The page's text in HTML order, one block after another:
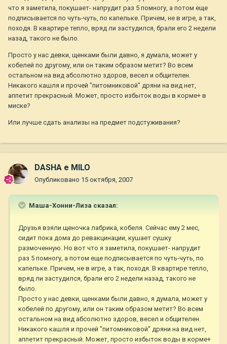
что я заметила, покушает- напрудит раз 5 помногу, а потом еще
подписывается по чуть-чуть, по капельке. Причем, не в игре, а так,
походя. В квартире тепло, вряд ли застудился, брали его 2 недели
назад, такого не было.
Просто у нас девки, щенками были давно, я думала, может у
кобелей по другому, или он таким образом метит? Во всем
остальном на вид абсолютно здоров, весел и общителен.
Никакого кашля и прочей "питомниковой" дряни на вид нет,
аппетит прекрасный. Может, просто избыток воды в корме+ в
миске?
Или лучше сдать анализы на предмет подстуживания?
DASHA e MILO
Опубликовано 15 октября, 2007
Маша-Хонни-Лиза сказал:
Друзья взяли щеночка лабрика, кобеля. Сейчас ему 2 мес,
сидит пока дома до ревакцинации, кушает сушку
размоченную. Но вот что я заметила, покушает- напрудит
раз 5 помногу, а потом еще подписывается по чуть-чуть, по
капельке. Причем, не в игре, а так, походя. В квартире тепло,
вряд ли застудился, брали его 2 недели назад, такого не
было.
Просто у нас девки, щенками были давно, я думала, может у
кобелей по другому, или он таким образом метит? Во всем
остальном на вид абсолютно здоров, весел и общителен.
Никакого кашля и прочей "питомниковой" дряни на вид нет,
аппетит прекрасный. Может, просто избыток воды в корме+